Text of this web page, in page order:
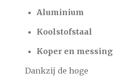
Aluminium
Koolstofstaal
Koper en messing
Dankzij de hoge